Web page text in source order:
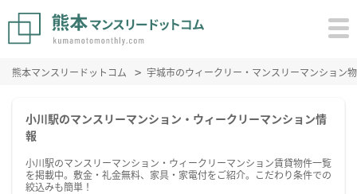
熊本マンスリードットコム 宇城市のウィークリー・マンスリーマンション
小川駅のマンスリーマンション・ウィークリーマンション情
報
小川駅のマンスリーマンション・ウィークリーマンション賃貸物件一覧
を掲載中。敷金・礼金無料、家具・家電付をご紹介。こだわり条件での
絞込みも簡単！